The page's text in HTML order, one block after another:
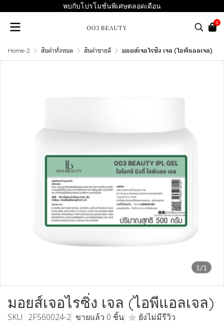
พบกับโปรโมชั่นพิเศษตลอดเดือน
0
Home-2 สินค้าทั้งหมด สินค้าขายดี มอยส์เจอไรซิ่ง เจล (ไอพีแอลเจล)
1/1
มอยส์เจอไรซิ่ง เจล (ไอพีแอลเจล)
SKU : 2F560024-2 ขายแล้ว 0 ชิ้น
ยังไม่มีรีวิว